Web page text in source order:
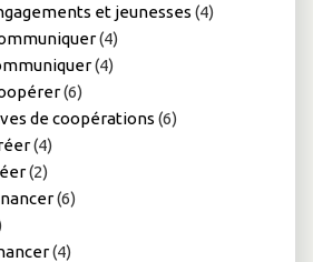
et jeunesses (4)
(4)
(4)
(6)
de coopérations (6)
(4)
(2)
(6)
(4)